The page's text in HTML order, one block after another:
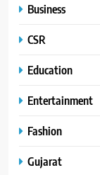
Business
CSR
Education
Entertainment
Fashion
Gujarat